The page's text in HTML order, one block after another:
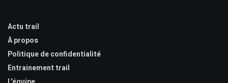
Actu trail
À propos
Politique de confidentialité
Entrainement trail